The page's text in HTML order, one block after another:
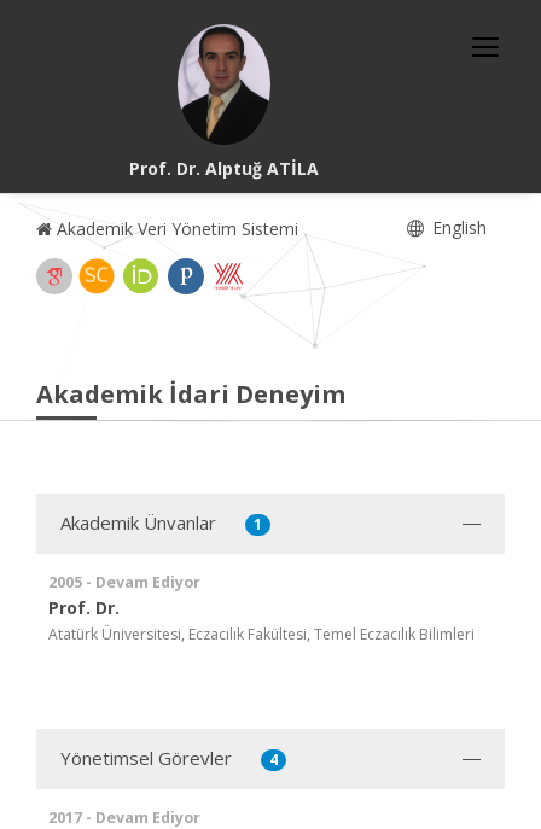
Prof. Dr. Alptuğ ATİLA
Akademik Veri Yönetim Sistemi English
Akademik İdari Deneyim
Akademik Ünvanlar 1
2005 - Devam Ediyor
Prof. Dr.
Atatürk Üniversitesi, Eczacılık Fakültesi, Temel Eczacılık Bilimleri
Yönetimsel Görevler 4
2017 - Devam Ediyor